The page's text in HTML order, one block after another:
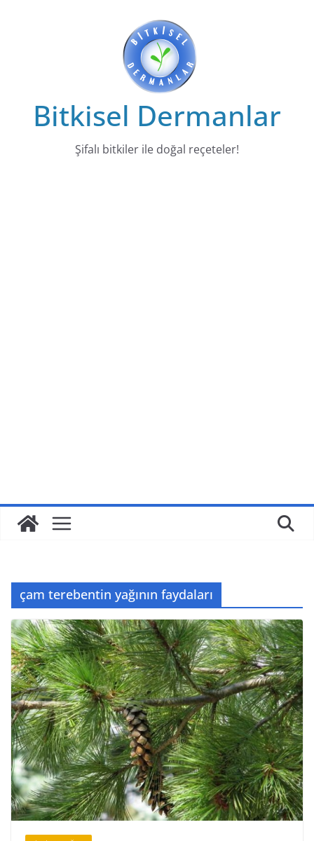
Bitkisel Dermanlar
Şifalı bitkiler ile doğal reçeteler!
çam terebentin yağının faydaları